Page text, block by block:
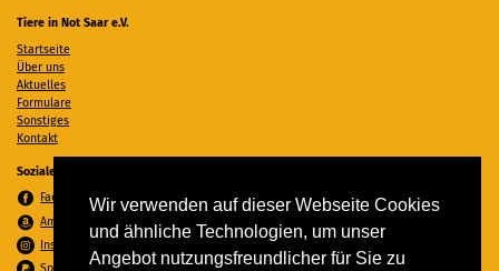
Wir verwenden auf dieser Webseite Cookies
und ähnliche Technologien, um unser
Angebot nutzungsfreundlicher für Sie zu
Tiere in Not Saar e.V.
Startseite
Über uns
Aktuelles
Formulare
Sonstiges
Kontakt
Soziale Medien
Facebook
Amazon Wunschzettel
Instagram